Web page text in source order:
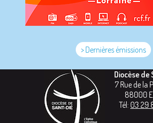
> Dernières émissions
Diocèse de
7 Rue de la
88000
Tél: 03 29